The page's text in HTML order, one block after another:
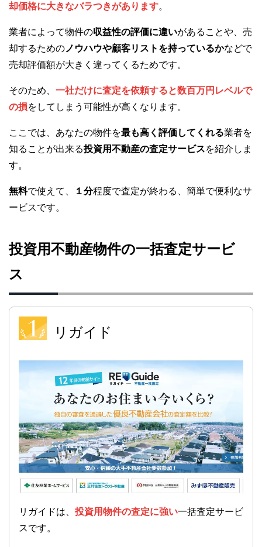
却価格に大きなバラつきがあります。
業者によって物件の収益性の評価に違いがあることや、売
却するためのノウハウや顧客リストを持っているかなどで
売却評価額が大きく違ってくるためです。
そのため、 一社だけに査定を依頼すると数百万円レベルで
の損をしてしまう可能性が高くなります。
ここでは、あなたの物件を最も高く評価してくれる業者を
知ることが出来る投資用不動産の査定サービスを紹介しま
す。
無料で使えて、 １分程度で査定が終わる、簡単で便利なサ
ービスです。
投資用不動産物件の一括査定サービ
ス
リガイド
リガイドは、 投資用物件の査定に強い一括査定サービ
スです。